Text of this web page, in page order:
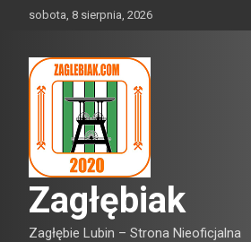
sobota, 8 sierpnia, 2026
Zagłębiak
Zagłębie Lubin – Strona Nieoficjalna